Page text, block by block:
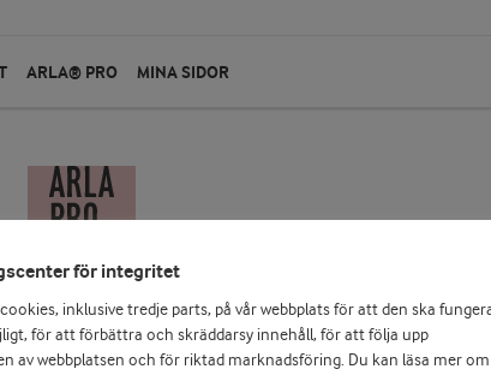
ARLA® PRO MINA SIDOR
för integritet
inklusive tredje parts, på vår webbplats för att den ska
för att förbättra och skräddarsy innehåll, för att följa upp
av webbplatsen och för riktad marknadsföring. Du kan läsa mer